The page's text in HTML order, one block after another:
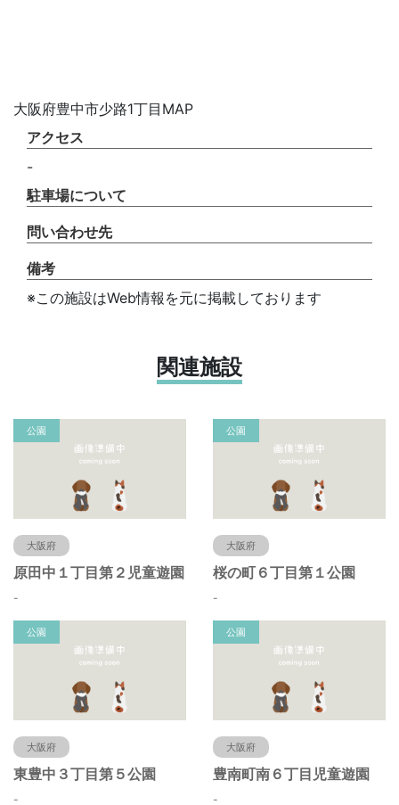
大阪府豊中市少路1丁目MAP
アクセス
-
駐車場について
問い合わせ先
備考
※この施設はWeb情報を元に掲載しております
関連施設
公園
大阪府
原田中１丁目第２児童遊園
-
公園
大阪府
桜の町６丁目第１公園
-
公園
大阪府
東豊中３丁目第５公園
-
公園
大阪府
豊南町南６丁目児童遊園
-